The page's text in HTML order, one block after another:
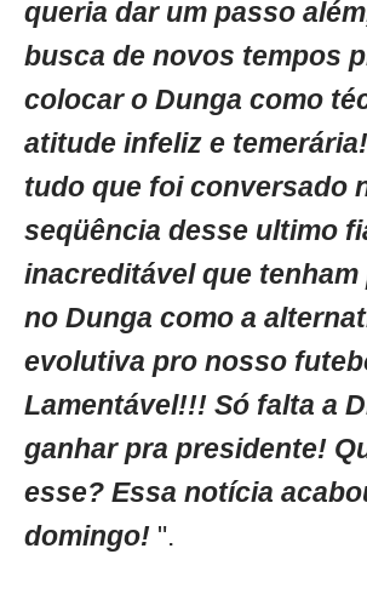
queria dar um passo
busca de novos tempos
colocar o Dunga como
atitude infeliz e
tudo que foi conversado
seqüência desse ultimo
inacreditável que tenham
no Dunga como a
evolutiva pro nosso
Lamentável!!! Só falta a
ganhar pra presidente!
esse? Essa notícia
domingo! ".